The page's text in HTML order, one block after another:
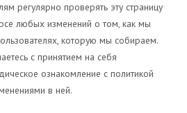
регулярно проверять эту страницу
любых изменений о том, как мы
которую мы собираем.
с принятием на себя
ознакомление с политикой
в ней.